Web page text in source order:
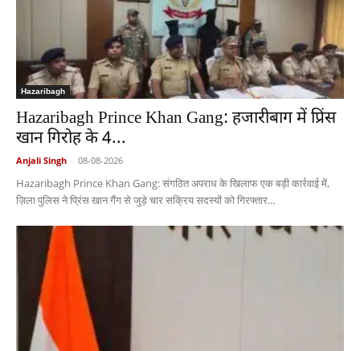
Hazaribagh
Hazaribagh Prince Khan Gang: हजारीबाग में प्रिंस
खान गिरोह के 4...
Anjali Singh - 08-08-2026
Hazaribagh Prince Khan Gang: संगठित अपराध के खिलाफ एक बड़ी कार्रवाई में,
ज़िला पुलिस ने प्रिंस खान गैंग से जुड़े चार सक्रिय सदस्यों को गिरफ्तार...